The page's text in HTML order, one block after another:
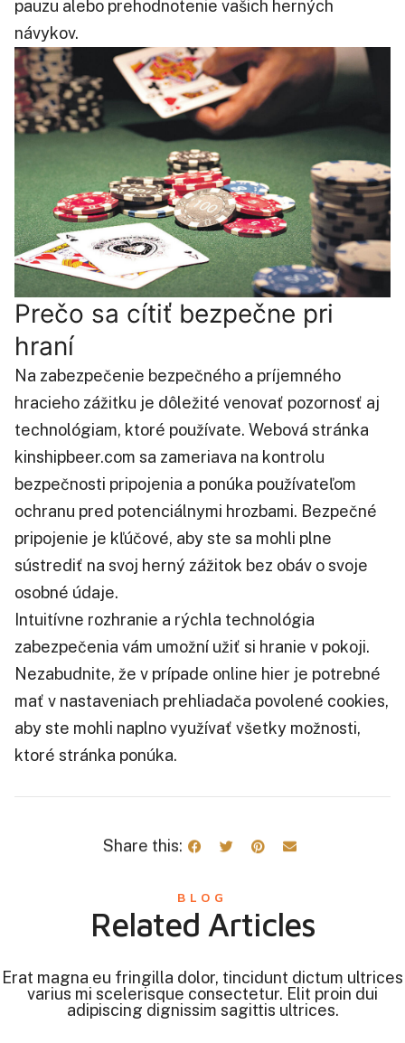
pauzu alebo prehodnotenie vašich herných
návykov.
Prečo sa cítiť bezpečne pri
hraní
Na zabezpečenie bezpečného a príjemného
hracieho zážitku je dôležité venovať pozornosť aj
technológiam, ktoré používate. Webová stránka
kinshipbeer.com sa zameriava na kontrolu
bezpečnosti pripojenia a ponúka používateľom
ochranu pred potenciálnymi hrozbami. Bezpečné
pripojenie je kľúčové, aby ste sa mohli plne
sústrediť na svoj herný zážitok bez obáv o svoje
osobné údaje.
Intuitívne rozhranie a rýchla technológia
zabezpečenia vám umožní užiť si hranie v pokoji.
Nezabudnite, že v prípade online hier je potrebné
mať v nastaveniach prehliadača povolené cookies,
aby ste mohli naplno využívať všetky možnosti,
ktoré stránka ponúka.
Share this:
BLOG
Related Articles
Erat magna eu fringilla dolor, tincidunt dictum ultrices
varius mi scelerisque consectetur. Elit proin dui
adipiscing dignissim sagittis ultrices.